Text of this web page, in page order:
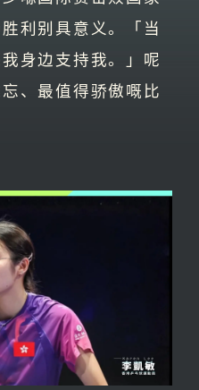
利别具意义。「当
身边支持我。」呢
、最值得骄傲嘅比